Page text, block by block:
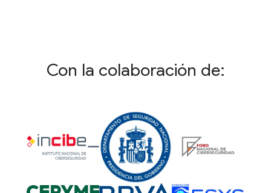
Con la colaboración de: